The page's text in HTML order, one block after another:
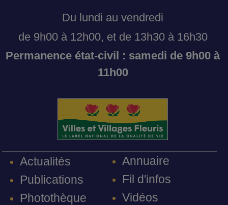
Du lundi au vendredi
de 9h00 à 12h00, et de 13h30 à 16h30
Permanence état-civil : samedi de 9h00 à
11h00
Actualités
Publications
Photothèque
Annuaire
Fil d'infos
Vidéos